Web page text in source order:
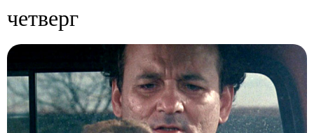
четверг